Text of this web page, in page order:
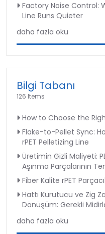
Factory Noise Control:
Line Runs Quieter
daha fazla oku
Bilgi Tabanı
126 Items
How to Choose the
Flake-to-Pellet Sync:
rPET Pelletizing Line
Üretimin Gizli Maliyeti:
Aşınma Parçalarının
Fiber Kalite rPET
Hattı Kurutucu ve Zig
Dönüşüm: Gerekli
daha fazla oku